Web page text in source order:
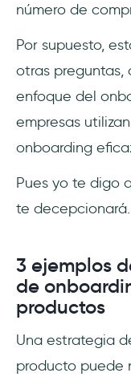
número de
Por supuesto,
otras
enfoque del
empresas
onboarding
Pues yo te digo
te decepcionará.
3 ejemplos
de
productos
Una estrategia
producto puede